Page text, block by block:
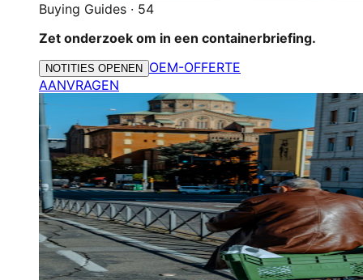
Buying Guides · 54
Zet onderzoek om in een containerbriefing.
NOTITIES OPENEN
OEM-OFFERTE
AANVRAGEN